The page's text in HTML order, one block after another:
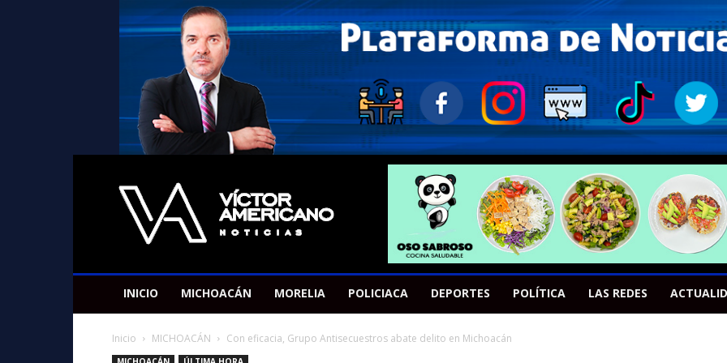
Americano
Victor
INICIO MICHOACÁN MORELIA POLICIACA DEPORTES POLÍTICA LAS REDES
Inicio MICHOACÁN Con eficacia, Grupo Antisecuestros abate delito en Michoacán